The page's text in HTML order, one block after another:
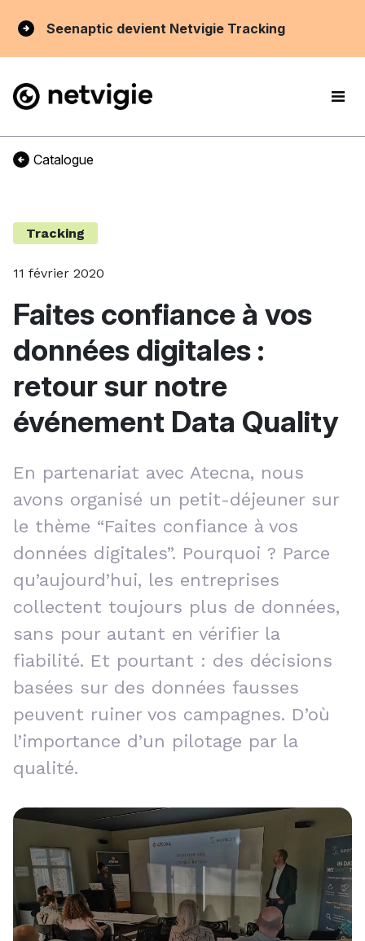
Seenaptic devient Netvigie Tracking
Catalogue
Tracking
11 février 2020
Faites confiance à vos
données digitales :
retour sur notre
événement Data Quality
En partenariat avec Atecna, nous
avons organisé un petit-déjeuner sur
le thème “Faites confiance à vos
données digitales”. Pourquoi ? Parce
qu’aujourd’hui, les entreprises
collectent toujours plus de données,
sans pour autant en vérifier la
fiabilité. Et pourtant : des décisions
basées sur des données fausses
peuvent ruiner vos campagnes. D’où
l’importance d’un pilotage par la
qualité.